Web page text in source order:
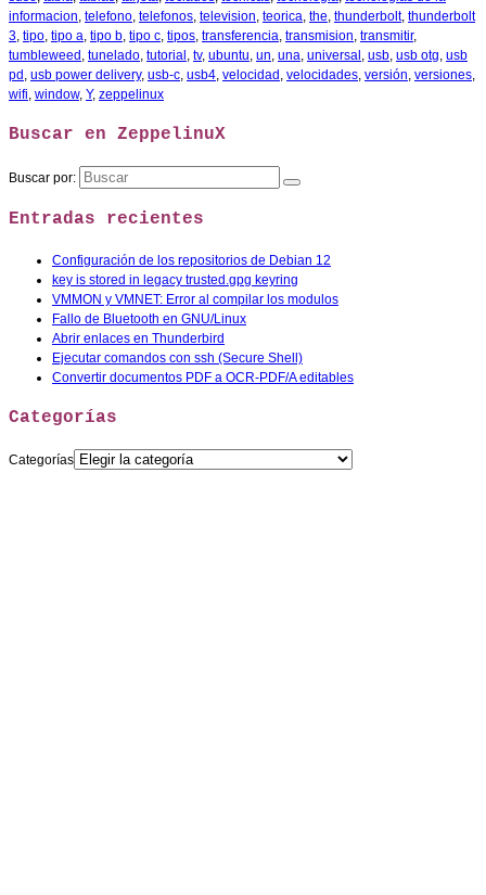
informacion, telefono, telefonos, television, teorica, the, thunderbolt, thunderbolt
3, tipo, tipo a, tipo b, tipo c, tipos, transferencia, transmision, transmitir,
tumbleweed , tunelado, tutorial , tv, ubuntu, un, una, universal , usb, usb otg, usb
pd , usb power delivery, usb-c, usb4, velocidad , velocidades, versión, versiones,
wifi, window, Y, zeppelinux
Buscar en ZeppelinuX
Buscar por:
Entradas recientes
Configuración de los repositorios de Debian 12
key is stored in legacy trusted.gpg keyring
VMMON y VMNET: Error al compilar los modulos
Fallo de Bluetooth en GNU/Linux
Abrir enlaces en Thunderbird
Ejecutar comandos con ssh (Secure Shell)
Convertir documentos PDF a OCR-PDF/A editables
Categorías
Categorías